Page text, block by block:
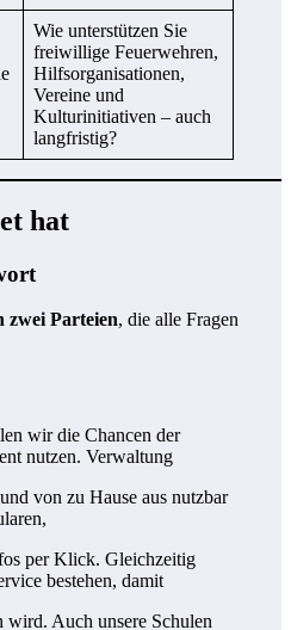
Wie unterstützen Sie
freiwillige Feuerwehren,
Hilfsorganisationen,
Vereine und
Kulturinitiativen – auch
langfristig?
hat
zwei Parteien, die alle Fragen
wir die Chancen der
nutzen. Verwaltung
von zu Hause aus nutzbar
per Klick. Gleichzeitig
bestehen, damit
wird. Auch unsere Schulen